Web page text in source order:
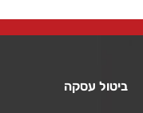
ביטול עסקה